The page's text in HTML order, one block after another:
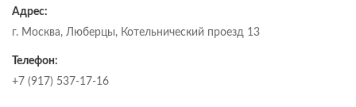
Адрес:
г. Москва, Люберцы, Котельнический проезд 13
Телефон:
+7 (917) 537-17-16